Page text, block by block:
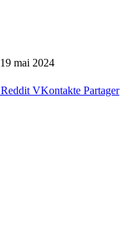
19 mai 2024
Reddit VKontakte Partager